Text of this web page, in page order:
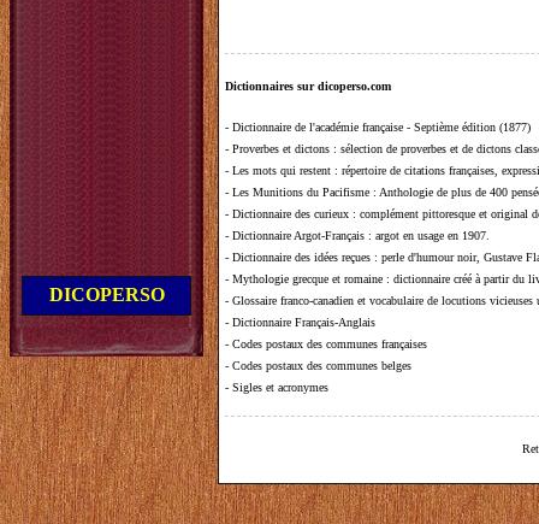
DICOPERSO
Dictionnaires sur dicoperso.com
- Dictionnaire de l'académie française - Septième édition (1877)
- Proverbes et dictons : sélection de proverbes et de dictons
- Les mots qui restent : répertoire de citations françaises,
- Les Munitions du Pacifisme : Anthologie de plus de 400
- Dictionnaire des curieux : complément pittoresque et original
- Dictionnaire Argot-Français : argot en usage en 1907.
- Dictionnaire des idées reçues : perle d'humour noir, Gustave
- Mythologie grecque et romaine : dictionnaire créé à partir du
- Glossaire franco-canadien et vocabulaire de locutions vicieuses
- Dictionnaire Français-Anglais
- Codes postaux des communes françaises
- Codes postaux des communes belges
- Sigles et acronymes